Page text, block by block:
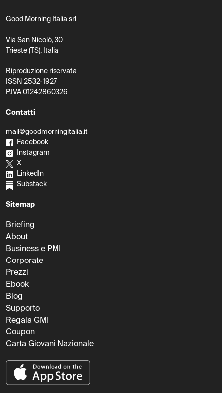
Good Morning Italia srl
Via San Nicolò, 30
Trieste (TS), Italia
Riproduzione riservata
ISSN 2532-1927
P.IVA 01242860326
Contatti
mail@goodmorningitalia.it
Facebook
Instagram
X
LinkedIn
Substack
Sitemap
Briefing
About
Business e PMI
Corporate
Prezzi
Ebook
Blog
Supporto
Regala GMI
Coupon
Carta Giovani Nazionale